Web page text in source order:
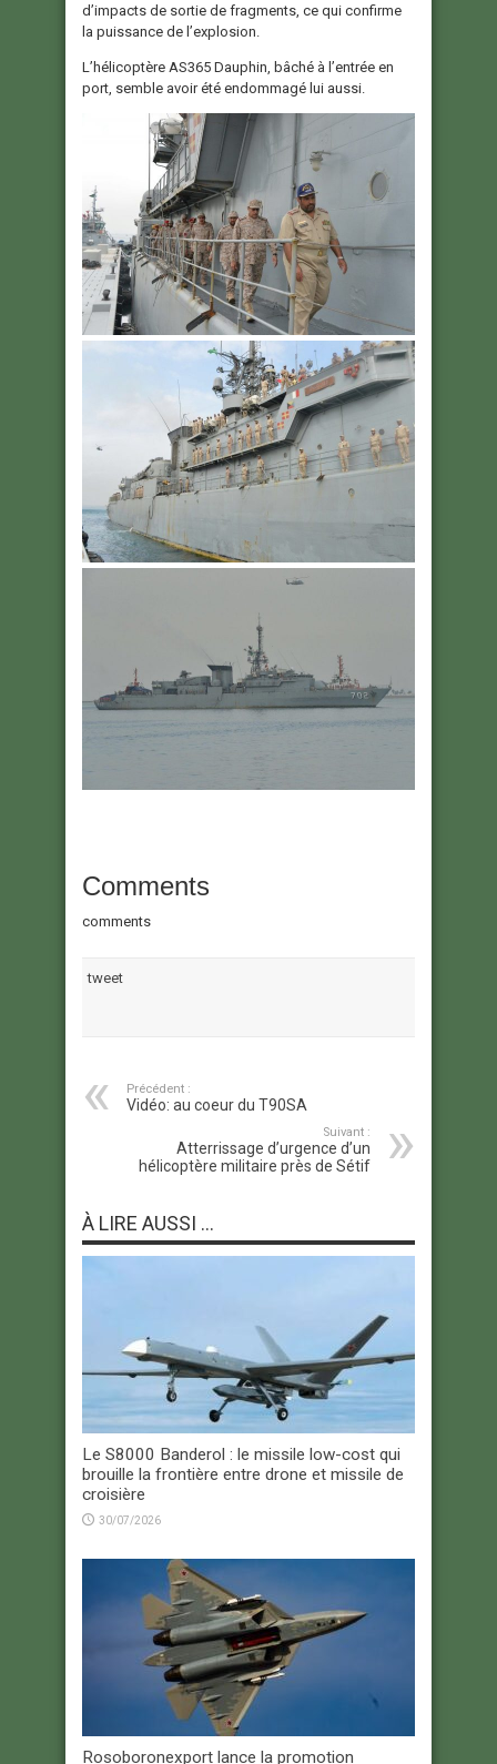
d’impacts de sortie de fragments, ce qui confirme
la puissance de l’explosion.
L’hélicoptère AS365 Dauphin, bâché à l’entrée en
port, semble avoir été endommagé lui aussi.
Comments
comments
tweet
Précédent :
Vidéo: au coeur du T90SA
Suivant :
Atterrissage d’urgence d’un
hélicoptère militaire près de Sétif
À LIRE AUSSI ...
Le S8000 Banderol : le missile low-cost qui
brouille la frontière entre drone et missile de
croisière
30/07/2026
Rosoboronexport lance la promotion